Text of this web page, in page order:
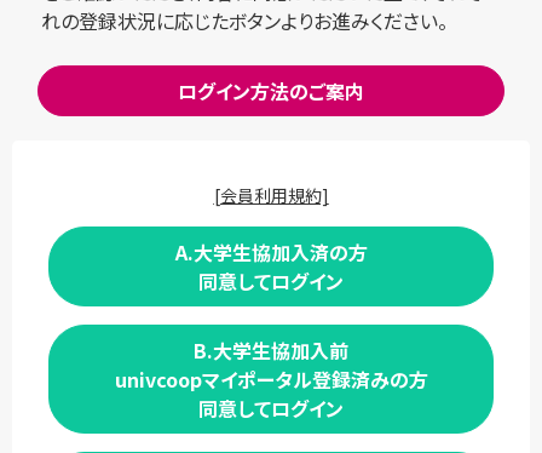
れの登録状況に応じたボタンよりお進みください。
ログイン方法のご案内
[会員利用規約]
A.大学生協加入済の方
同意してログイン
B.大学生協加入前
univcoopマイポータル登録済みの方
同意してログイン